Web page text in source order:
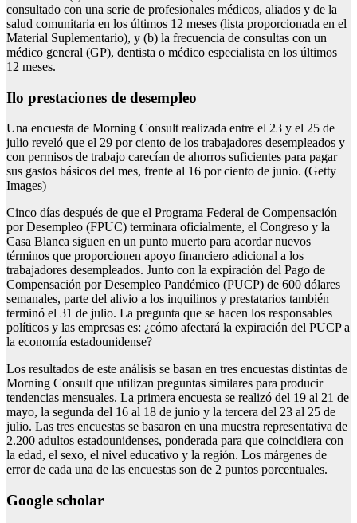
consultado con una serie de profesionales médicos, aliados y de la
salud comunitaria en los últimos 12 meses (lista proporcionada en el
Material Suplementario), y (b) la frecuencia de consultas con un
médico general (GP), dentista o médico especialista en los últimos
12 meses.
Ilo prestaciones de desempleo
Una encuesta de Morning Consult realizada entre el 23 y el 25 de
julio reveló que el 29 por ciento de los trabajadores desempleados y
con permisos de trabajo carecían de ahorros suficientes para pagar
sus gastos básicos del mes, frente al 16 por ciento de junio. (Getty
Images)
Cinco días después de que el Programa Federal de Compensación
por Desempleo (FPUC) terminara oficialmente, el Congreso y la
Casa Blanca siguen en un punto muerto para acordar nuevos
términos que proporcionen apoyo financiero adicional a los
trabajadores desempleados. Junto con la expiración del Pago de
Compensación por Desempleo Pandémico (PUCP) de 600 dólares
semanales, parte del alivio a los inquilinos y prestatarios también
terminó el 31 de julio. La pregunta que se hacen los responsables
políticos y las empresas es: ¿cómo afectará la expiración del PUCP a
la economía estadounidense?
Los resultados de este análisis se basan en tres encuestas distintas de
Morning Consult que utilizan preguntas similares para producir
tendencias mensuales. La primera encuesta se realizó del 19 al 21 de
mayo, la segunda del 16 al 18 de junio y la tercera del 23 al 25 de
julio. Las tres encuestas se basaron en una muestra representativa de
2.200 adultos estadounidenses, ponderada para que coincidiera con
la edad, el sexo, el nivel educativo y la región. Los márgenes de
error de cada una de las encuestas son de 2 puntos porcentuales.
Google scholar